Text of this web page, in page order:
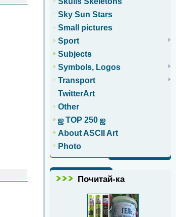
Sky Sun Stars
Small pictures
Sport
Subjects
Symbols, Logos
Transport
TwitterArt
Other
ஜ TOP 250 ஜ
About ASCII Art
Photo
Почитай-ка